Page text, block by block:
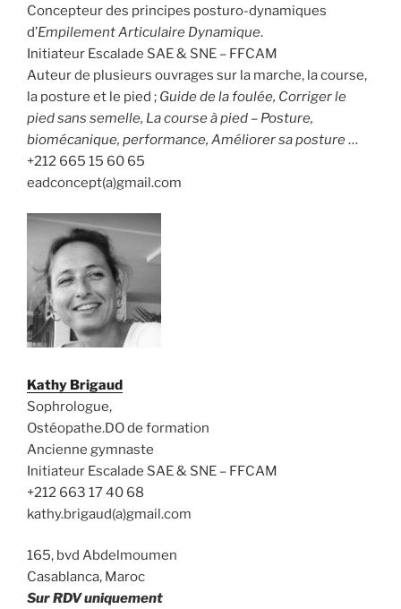
Concepteur des principes posturo-dynamiques
d’Empilement Articulaire Dynamique.
Initiateur Escalade SAE & SNE – FFCAM
Auteur de plusieurs ouvrages sur la marche, la course,
la posture et le pied ; Guide de la foulée, Corriger le
pied sans semelle, La course à pied – Posture,
biomécanique, performance, Améliorer sa posture…
+212 665 15 60 65
eadconcept(a)gmail.com
Kathy Brigaud
Sophrologue,
Ostéopathe.DO de formation
Ancienne gymnaste
Initiateur Escalade SAE & SNE – FFCAM
+212 663 17 40 68
kathy.brigaud(a)gmail.com
165, bvd Abdelmoumen
Casablanca, Maroc
Sur RDV uniquement